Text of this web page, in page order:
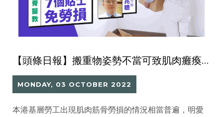
【頭條日報】搬重物姿勢不當可致肌肉癱瘓 脊醫教7個貼士免傷腰椎
MONDAY, 03 OCTOBER 2022
本港基層勞工出現肌肉筋骨勞損的情況相當普遍，明愛